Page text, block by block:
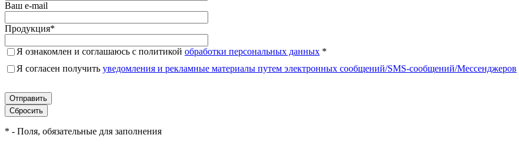
Ваш e-mail
Продукция*
Я ознакомлен и соглашаюсь с политикой обработки персональных данных *
Я согласен получить уведомления и рекламные материалы путем электронных сообщений/SMS-сообщений/Мессенджеров
* - Поля, обязательные для заполнения